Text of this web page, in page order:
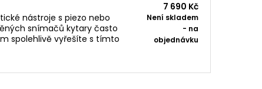
nástroje s piezo nebo
snímačů kytary často
spolehlivě vyřešíte s tímto
7 690 Kč
Není skladem
- na
objednávku